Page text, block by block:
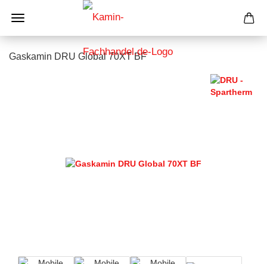
Gaskamin DRU Global 70XT BF